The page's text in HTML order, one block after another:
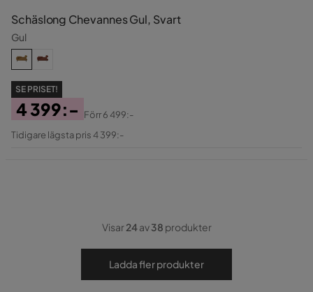
Schäslong Chevannes Gul, Svart
Gul
SE PRISET!
Pris
4 399:-
Original
Förr6 499:-
Tidigare lägsta pris 4 399:-
Visar24av38 produkter
Ladda fler produkter